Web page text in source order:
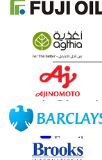
Entre em
US +1 833
UK+44 808
(APAC) +91
Chamado
E-mail